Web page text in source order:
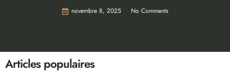
novembre 8, 2025 No Comments
Articles populaires